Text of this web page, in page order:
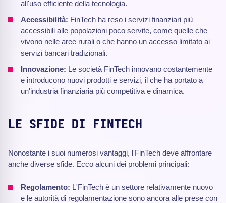
all'uso efficiente della tecnologia.
Accessibilità: FinTech ha reso i servizi finanziari più
accessibili alle popolazioni poco servite, come quelle che
vivono nelle aree rurali o che hanno un accesso limitato ai
servizi bancari tradizionali.
Innovazione: Le società FinTech innovano costantemente
e introducono nuovi prodotti e servizi, il che ha portato a
un'industria finanziaria più competitiva e dinamica.
LE SFIDE DI FINTECH
Nonostante i suoi numerosi vantaggi, l'FinTech deve affrontare
anche diverse sfide. Ecco alcuni dei problemi principali:
Regolamento: L'FinTech è un settore relativamente nuovo
e le autorità di regolamentazione sono ancora alle prese con